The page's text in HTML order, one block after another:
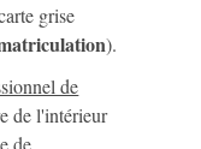
grise
).
de
de l'intérieur
de